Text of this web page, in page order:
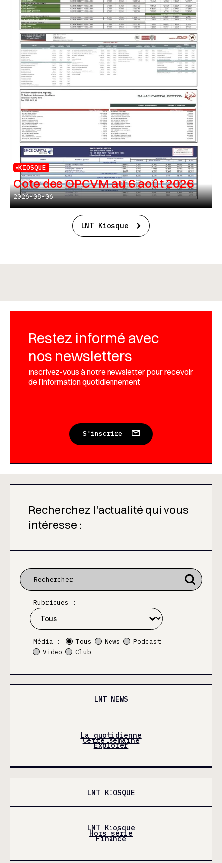
KIOSQUE
Cote des OPCVM au 6 août 2026
2026-08-06
LNT Kiosque
Restez informé avec
nos newsletters
Inscrivez-vous à notre newsletter pour recevoir
de l’information quotidiennement
S'inscrire
Recherchez l'actualité qui vous
intéresse :
Rubriques :
Média : Tous News
Podcast
Video
Club
LNT NEWS
La quotidienne
Cette semaine
Explorer
LNT KIOSQUE
LNT Kiosque
Hors série
Finance